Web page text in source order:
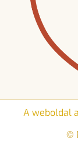
A weboldal a
©